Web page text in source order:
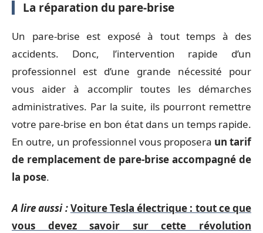
La réparation du pare-brise
Un pare-brise est exposé à tout temps à des
accidents. Donc, l’intervention rapide d’un
professionnel est d’une grande nécessité pour
vous aider à accomplir toutes les démarches
administratives. Par la suite, ils pourront remettre
votre pare-brise en bon état dans un temps rapide.
En outre, un professionnel vous proposera un tarif
de remplacement de pare-brise accompagné de
la pose.
A lire aussi :Voiture Tesla électrique : tout ce que
vous devez savoir sur cette révolution